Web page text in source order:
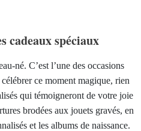
cadeaux spéciaux
né. C’est l’une des occasions
ce moment magique, rien
qui témoigneront de votre joie
brodées aux jouets gravés, en
et les albums de naissance.